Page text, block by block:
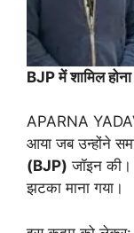
BJPमेंशामिलहोना
APARNA
आया जब उन्होंने
(BJP) जॉइन की।
झटका माना गया।